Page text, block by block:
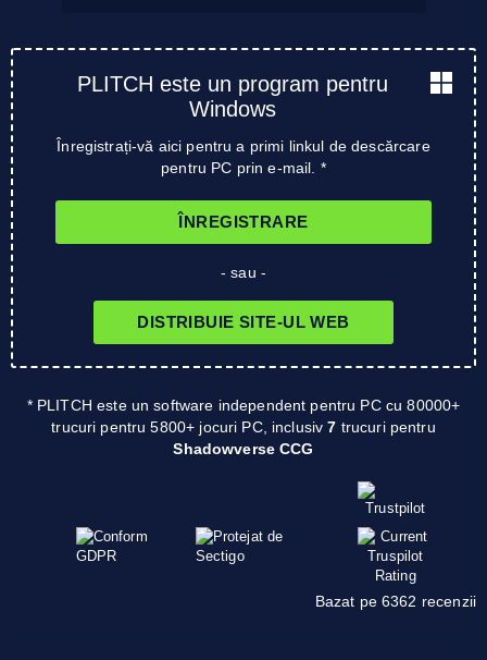
PLITCH este un program pentru
Windows
Înregistrați-vă aici pentru a primi linkul de descărcare
pentru PC prin e-mail. *
ÎNREGISTRARE
- sau -
DISTRIBUIE SITE-UL WEB
* PLITCH este un software independent pentru PC cu 80000+
trucuri pentru 5800+ jocuri PC, inclusiv7 trucuri pentru
Shadowverse CCG
Bazat pe 6362 recenzii